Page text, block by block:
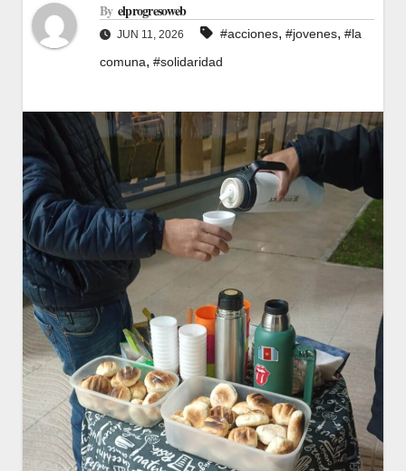
By elprogresoweb
JUN 11, 2026 #acciones, #jovenes, #la
comuna, #solidaridad